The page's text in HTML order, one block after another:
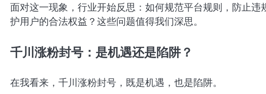
面对这一现象，行业开始反思：如何规范平台规则，防止
护用户的合法权益？这些问题值得我们深思。
千川涨粉封号：是机遇还是陷阱？
在我看来，千川涨粉封号，既是机遇，也是陷阱。